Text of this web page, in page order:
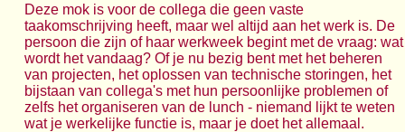
Deze mok is voor de collega die geen vaste
taakomschrijving heeft, maar wel altijd aan het werk is. De
persoon die zijn of haar werkweek begint met de vraag: wat
wordt het vandaag? Of je nu bezig bent met het beheren
van projecten, het oplossen van technische storingen, het
bijstaan van collega's met hun persoonlijke problemen of
zelfs het organiseren van de lunch - niemand lijkt te weten
wat je werkelijke functie is, maar je doet het allemaal.